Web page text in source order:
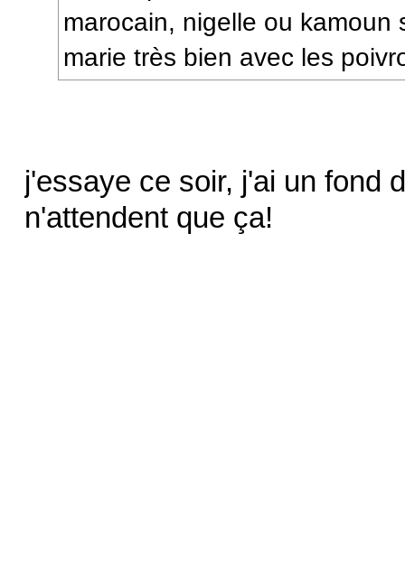
marocain, nigelle ou kamoun
marie très bien avec les
j'essaye ce soir, j'ai un fond
n'attendent que ça!